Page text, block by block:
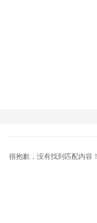
很抱歉，没有找到匹配内容！